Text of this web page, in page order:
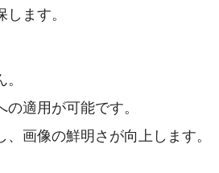
ます。
適用が可能です。
画像の鮮明さが向上します。